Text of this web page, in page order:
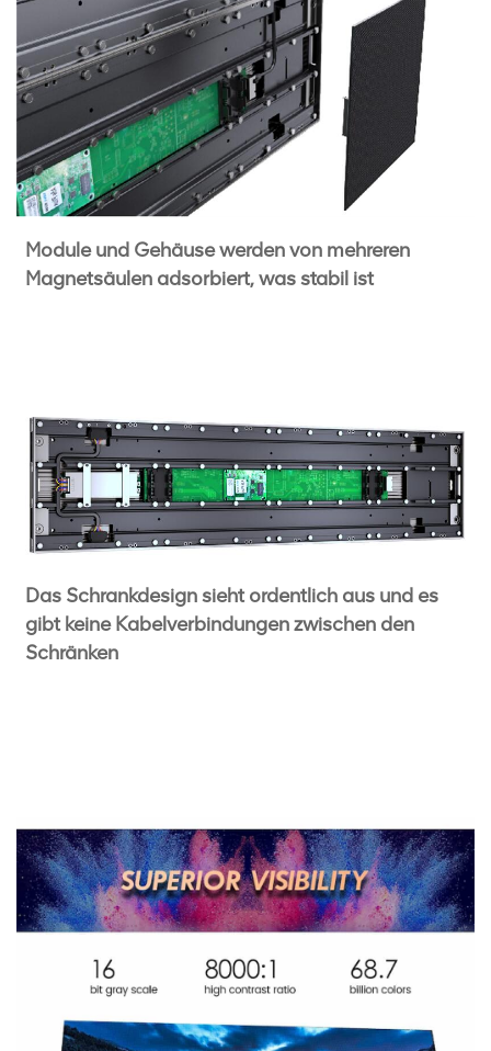
Module und Gehäuse werden von mehreren
Magnetsäulen adsorbiert, was stabil ist
Das Schrankdesign sieht ordentlich aus und es
gibt keine Kabelverbindungen zwischen den
Schränken